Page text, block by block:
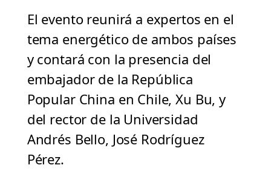
El evento reunirá a expertos en el
tema energético de ambos países
y contará con la presencia del
embajador de la República
Popular China en Chile, Xu Bu, y
del rector de la Universidad
Andrés Bello, José Rodríguez
Pérez.